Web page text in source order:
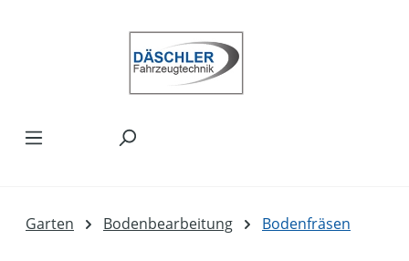
Garten Bodenbearbeitung Bodenfräsen